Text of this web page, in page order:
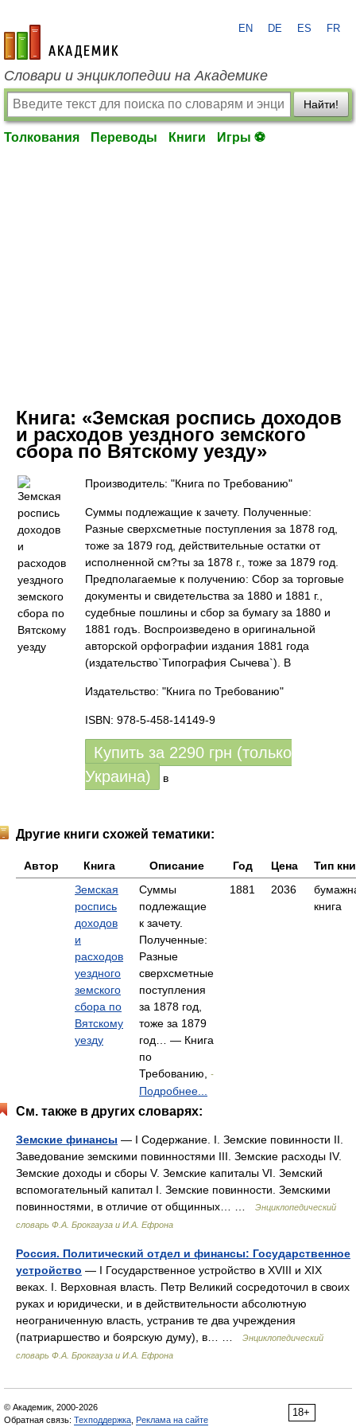
academic.ru
EN DE ES FR
Словари и энциклопедии на Академике
Найти!
Толкования Переводы Книги Игры ⚽
Книга: «Земская роспись доходов
и расходов уездного земского
сбора по Вятскому уезду»
Производитель: "Книга по Требованию"
Суммы подлежащие к зачету. Полученные:
Разные сверхсметные поступления за 1878 год,
тоже за 1879 год, действительные остатки от
исполненной см?ты за 1878 г., тоже за 1879 год.
Предполагаемые к получению: Сбор за торговые
документы и свидетельства за 1880 и 1881 г.,
судебные пошлины и сбор за бумагу за 1880 и
1881 годъ. Воспроизведено в оригинальной
авторской орфографии издания 1881 года
(издательство`Типография Сычева`). В
Издательство: "Книга по Требованию"
ISBN: 978-5-458-14149-9
Купить за 2290 грн (только
Украина)
в
Другие книги схожей тематики:
Автор Книга Описание Год Цена
Тип
Земская
роспись
доходов
и
расходов
уездного
земского
сбора по
Вятскому
уезду
Суммы
подлежащие
к зачету.
Полученные:
Разные
сверхсметные
поступления
за 1878 год,
тоже за 1879
год… — Книга
по
Требованию,
-
Подробнее...
1881 2036
книга
См. также в других словарях:
Земские финансы — I Содержание. I. Земские повинности II.
Заведование земскими повинностями III. Земские расходы IV.
Земские доходы и сборы V. Земские капиталы VI. Земский
вспомогательный капитал I. Земские повинности. Земскими
повинностями, в отличие от общинных… …
Энциклопедический
словарь Ф.А. Брокгауза и И.А. Ефрона
Россия. Политический отдел и финансы: Государственное
устройство — I Государственное устройство в XVIII и XIX
веках. I. Верховная власть. Петр Великий сосредоточил в своих
руках и юридически, и в действительности абсолютную
неограниченную власть, устранив те два учреждения
(патриаршество и боярскую думу), в… …
Энциклопедический
словарь Ф.А. Брокгауза и И.А. Ефрона
18+
© Академик, 2000-2026
Обратная связь: Техподдержка Реклама на сайте